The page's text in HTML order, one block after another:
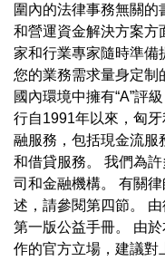
圍內的法律事務無關
和營運資金解決方案方
家和行業專家隨時準備
您的業務需求量身定制
國內環境中擁有“A”評
行自1991年以來，匈
融服務，包括現金流服
和借貸服務。 我們為
司和金融機構。 有關
述，請參閱第四節。
第一版公益手冊。 由
作的官方立場，建議對